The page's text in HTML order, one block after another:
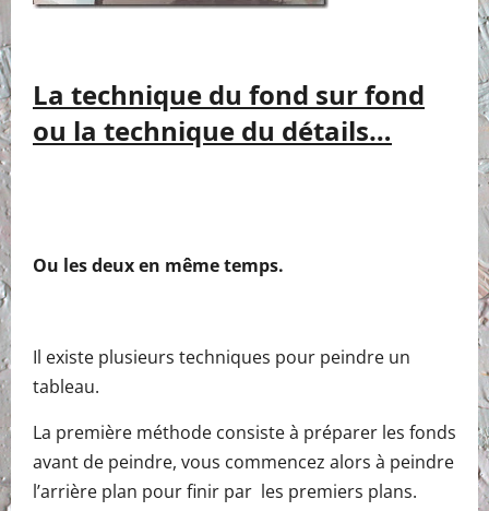
La technique du fond sur fond
ou la technique du détails…
Ou les deux en même temps.
Il existe plusieurs techniques pour peindre un
tableau.
La première méthode consiste à préparer les fonds
avant de peindre, vous commencez alors à peindre
l’arrière plan pour finir par les premiers plans.